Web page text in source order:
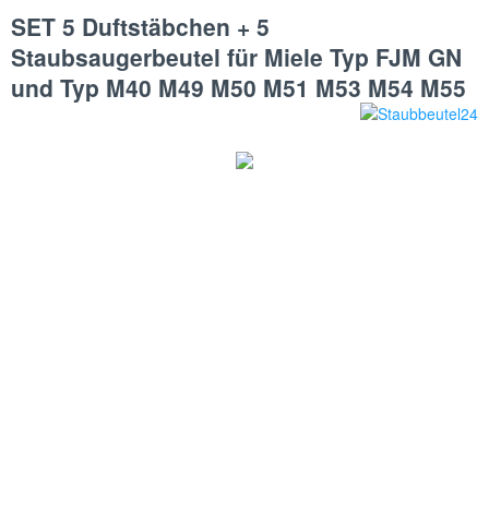
SET 5 Duftstäbchen + 5
Staubsaugerbeutel für Miele Typ FJM GN
und Typ M40 M49 M50 M51 M53 M54 M55